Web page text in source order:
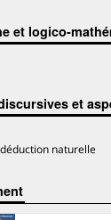
et logico-
et
naturelle